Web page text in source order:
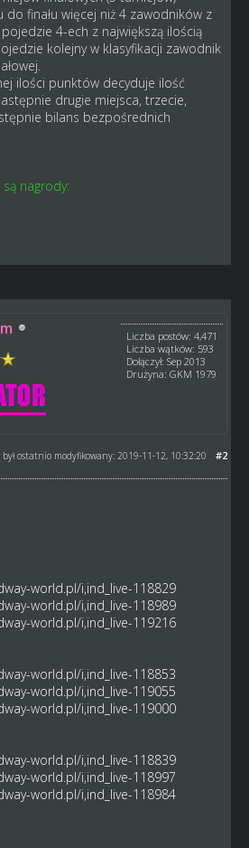
do finału więcej niż 4 zawodników z
4-ech z największą ilością
kolejny w klasyfikacji zawodnik
ilości punktów decyduje ilość
drugie miejsca, trzecie,
bilans bezpośrednich
nagrody:
Liczba postów: 4,471
Liczba wątków: 593
Dołączył: Sep 2013
Drużyna: GKM 1979
#2
był ostatnio modyfikowany: 2019-11-12, 10:32:20
world.pl/i,ind_live-118829
world.pl/i,ind_live-118989
world.pl/i,ind_live-119216
world.pl/i,ind_live-118853
world.pl/i,ind_live-119055
world.pl/i,ind_live-119000
world.pl/i,ind_live-118839
world.pl/i,ind_live-118997
world.pl/i,ind_live-118984